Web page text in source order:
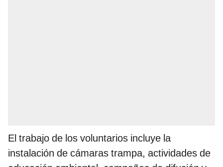
El trabajo de los voluntarios incluye la
instalación de cámaras trampa, actividades de